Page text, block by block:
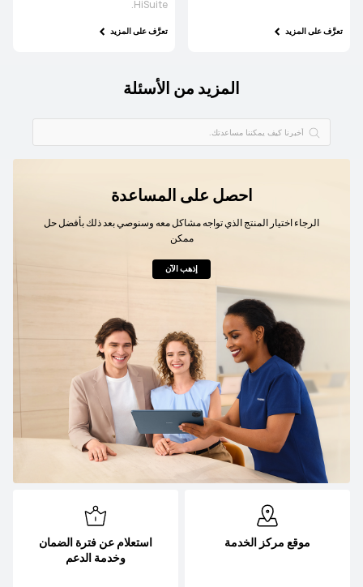
تعرَّف على المزيد
HiSuite.
تعرَّف على المزيد
المزيد من الأسئلة
احصل على المساعدة
الرجاء اختيار المنتج الذي تواجه مشاكل معه وسنوصي بعد ذلك بأفضل حل
ممكن
إذهب الآن
موقع مركز الخدمة
استعلام عن فترة الضمان
وخدمة الدعم